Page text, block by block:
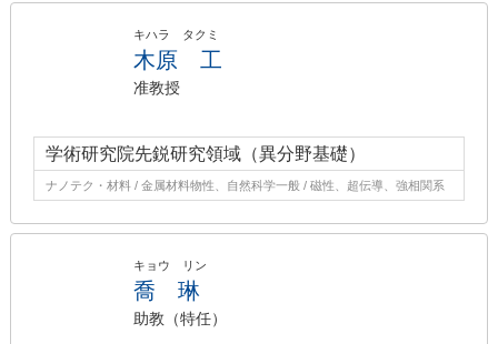
キハラ タクミ
木原 工
准教授
学術研究院先鋭研究領域（異分野基礎）
ナノテク・材料 / 金属材料物性、自然科学一般 / 磁性、超伝導、強相関系
キョウ リン
喬 琳
助教（特任）